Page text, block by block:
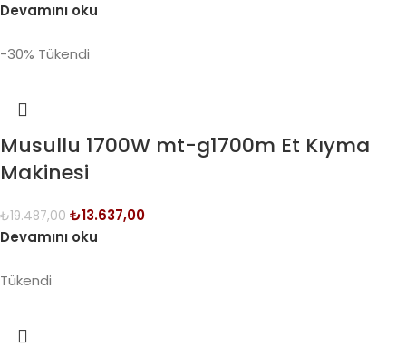
Devamını oku
-30% Tükendi
Musullu 1700W mt-g1700m Et Kıyma
Makinesi
₺19.487,00 ₺13.637,00
Devamını oku
Tükendi